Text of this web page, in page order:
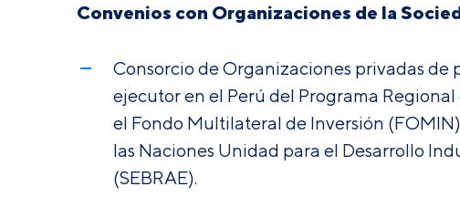
Convenios con Organizaciones de la
Consorcio de Organizaciones privadas de
ejecutor en el Perú del Programa
el Fondo Multilateral de Inversión
las Naciones Unidad para el Desarrollo
(SEBRAE).